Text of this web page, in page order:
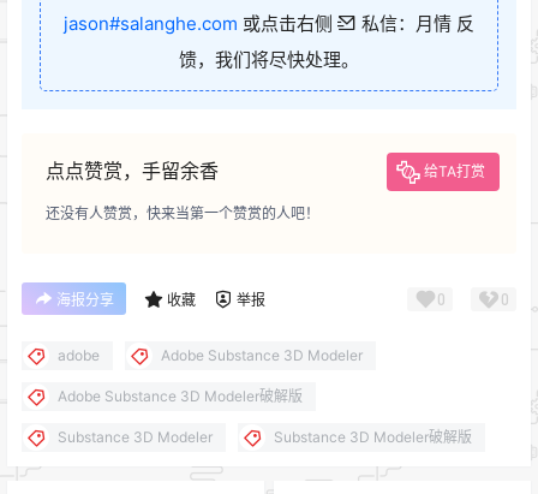
jason#salanghe.com 或点击右侧
私信：月情 反
馈，我们将尽快处理。
点点赞赏，手留余香 给TA打赏
还没有人赞赏，快来当第一个赞赏的人吧！
海报分享 收藏 举报 0 0
adobe Adobe Substance 3D Modeler
Adobe Substance 3D Modeler破解版
Substance 3D Modeler Substance 3D Modeler破解版